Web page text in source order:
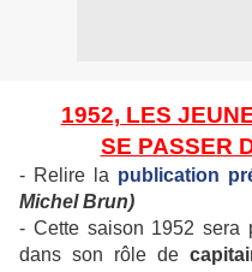
1952, LES
SE PASSER
- Relire la publication
Michel Brun)
- Cette saison 1952 sera
dans son rôle de